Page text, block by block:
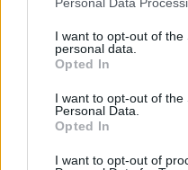
not limited to your visit or
grant or deny consent to
use your data for below
consent section.
I want to opt-out of the
personal data.
Opted In
I want to opt-out of the
Personal Data.
Opted In
I want to opt-out of
– mondta az egyik